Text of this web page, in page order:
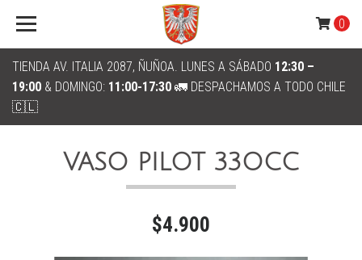
TIENDA AV. ITALIA 2087, ÑUÑOA. LUNES A SÁBADO 12:30 –
19:00 & DOMINGO: 11:00-17:30 🚛 DESPACHAMOS A TODO CHILE
🇨🇱
0
VASO PILOT 33OCC
$4.900